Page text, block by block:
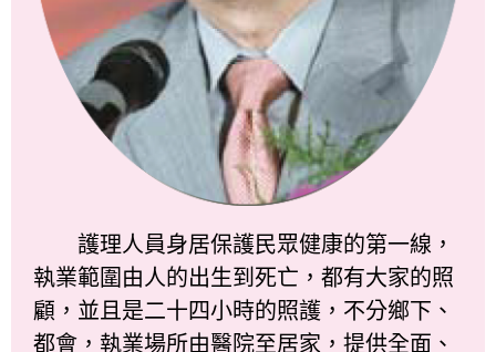
護理人員身居保護民眾健康的第一線，
執業範圍由人的出生到死亡，都有大家的照
顧，並且是二十四小時的照護，不分鄉下、
都會，執業場所由醫院至居家，提供全面、